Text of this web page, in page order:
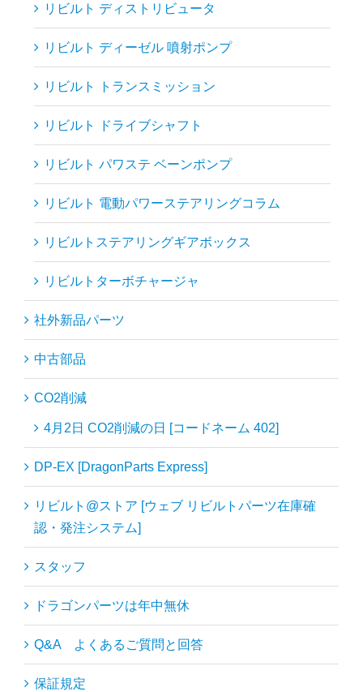
リビルト ディストリビュータ
リビルト ディーゼル 噴射ポンプ
リビルト トランスミッション
リビルト ドライブシャフト
リビルト パワステ ベーンポンプ
リビルト 電動パワーステアリングコラム
リビルトステアリングギアボックス
リビルトターボチャージャ
社外新品パーツ
中古部品
CO2削減
4月2日 CO2削減の日 [コードネーム 402]
DP-EX [DragonParts Express]
リビルト@ストア [ウェブ リビルトパーツ在庫確
認・発注システム]
スタッフ
ドラゴンパーツは年中無休
Q&A よくあるご質問と回答
保証規定